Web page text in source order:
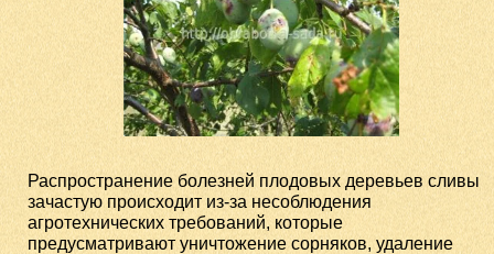
Распространение болезней плодовых деревьев сливы
зачастую происходит из-за несоблюдения
агротехнических требований, которые
предусматривают уничтожение сорняков, удаление